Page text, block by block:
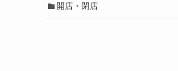
開店・閉店